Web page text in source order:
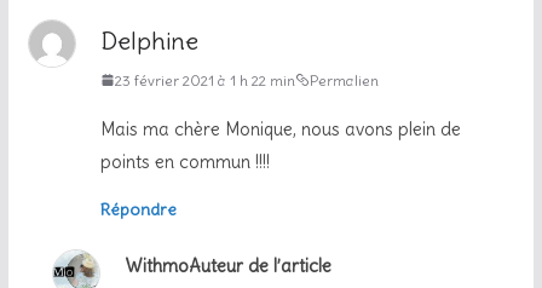
Delphine
23 février 2021 à 1 h 22 min Permalien
Mais ma chère Monique, nous avons plein de
points en commun !!!!
Répondre
WithmoAuteur de l’article